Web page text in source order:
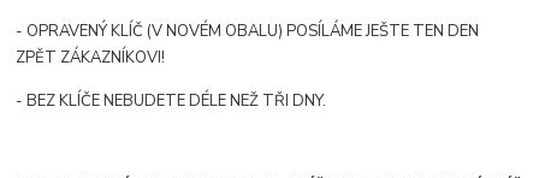
- OPRAVENÝ KLÍČ (V NOVÉM OBALU) POSÍLÁME JEŠTE TEN DEN
ZPĚT ZÁKAZNÍKOVI!
- BEZ KLÍČE NEBUDETE DÉLE NEŽ TŘI DNY.